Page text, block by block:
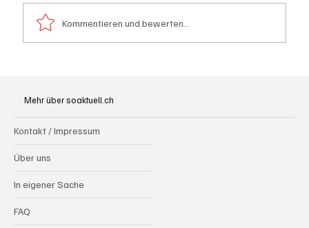
Kommentieren und bewerten...
Mehr über soaktuell.ch
Kontakt / Impressum
Über uns
In eigener Sache
FAQ